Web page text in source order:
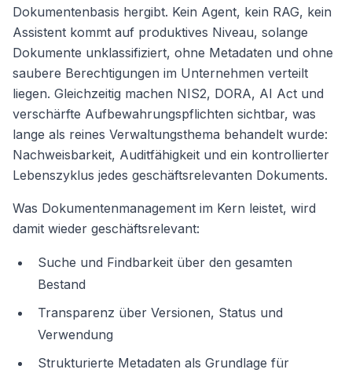
Dokumentenbasis hergibt. Kein Agent, kein RAG, kein
Assistent kommt auf produktives Niveau, solange
Dokumente unklassifiziert, ohne Metadaten und ohne
saubere Berechtigungen im Unternehmen verteilt
liegen. Gleichzeitig machen NIS2, DORA, AI Act und
verschärfte Aufbewahrungspflichten sichtbar, was
lange als reines Verwaltungsthema behandelt wurde:
Nachweisbarkeit, Auditfähigkeit und ein kontrollierter
Lebenszyklus jedes geschäftsrelevanten Dokuments.
Was Dokumentenmanagement im Kern leistet, wird
damit wieder geschäftsrelevant:
Suche und Findbarkeit über den gesamten
Bestand
Transparenz über Versionen, Status und
Verwendung
Strukturierte Metadaten als Grundlage für